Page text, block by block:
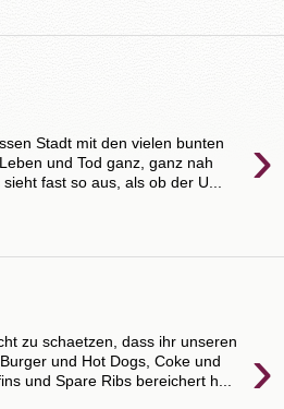
›
Stadt mit den vielen bunten
und Tod ganz, ganz nah
sieht fast so aus, als ob der U...
›
zu schaetzen, dass ihr unseren
und Hot Dogs, Coke und
und Spare Ribs bereichert h...